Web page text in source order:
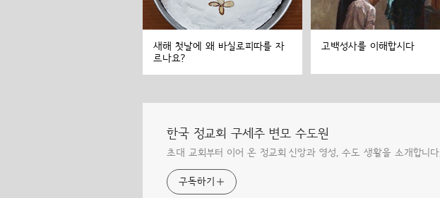
새해 첫날에 왜 바실로피따를 자
르나요?
고백성사를 이해합시다
한국 정교회 구세주 변모 수도원
초대 교회부터 이어 온 정교회 신앙과 영성, 수도 생활을 소개합니다.
구독하기